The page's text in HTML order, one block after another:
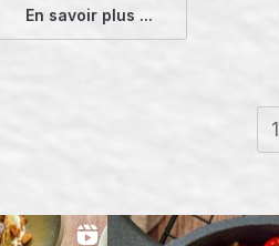
En savoir plus ...
1